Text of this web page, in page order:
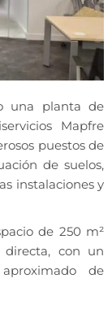
una planta de
Mapfre
puestos de
de suelos,
instalaciones y
de 250 m²
directa, con un
de